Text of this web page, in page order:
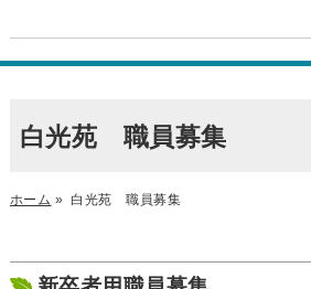
白光苑 職員募集
ホーム » 白光苑 職員募集